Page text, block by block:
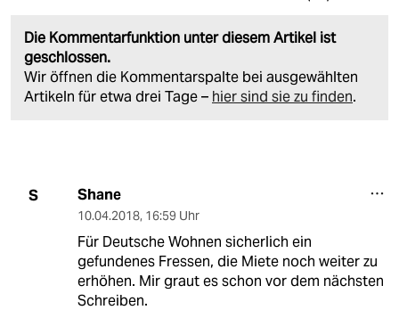
Die Kommentarfunktion unter diesem Artikel ist
geschlossen.
Wir öffnen die Kommentarspalte bei ausgewählten
Artikeln für etwa drei Tage – hier sind sie zu finden.
S Shane
10.04.2018, 16:59 Uhr
Für Deutsche Wohnen sicherlich ein
gefundenes Fressen, die Miete noch weiter zu
erhöhen. Mir graut es schon vor dem nächsten
Schreiben.